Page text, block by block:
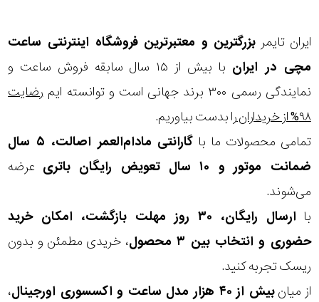
ایران تایمر بزرگترین و معتبرترین فروشگاه اینترنتی ساعت
مچی در ایران
با بیش از ۱۵ سال سابقه فروش ساعت و
نمایندگی رسمی ۳۰۰ برند جهانی است و توانسته ایم
رضایت
۹۸% از خریداران
را بدست بیاوریم.
تمامی محصولات ما با
گارانتی مادام‌العمر اصالت، ۵ سال
ضمانت موتور و ۱۰ سال تعویض رایگان باتری
عرضه
می‌شوند.
با
ارسال رایگان، ۳۰ روز مهلت بازگشت، امکان خرید
حضوری و انتخاب بین ۳ محصول
، خریدی مطمئن و بدون
ریسک تجربه کنید.
از میانبیش از ۴۰ هزار مدل ساعت و اکسسوری اورجینال
،